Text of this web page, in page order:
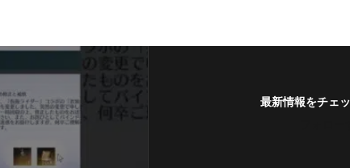
最新情報をチェ